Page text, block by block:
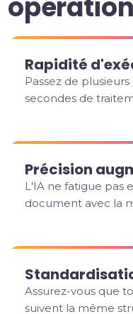
Rapidité
Passez de
secondes de
Précision
L'IA ne fatigue pas
document avec la
Assurez-vous que
suivent la même